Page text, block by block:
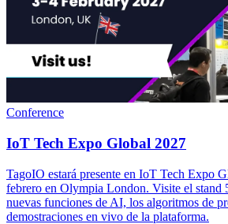
Conference
IoT Tech Expo Global 2027
TagoIO estará presente en IoT Tech Expo
febrero en Olympia London. Visite el stand
nuevas funciones de AI, los algoritmos de
demostraciones en vivo de la plataforma.